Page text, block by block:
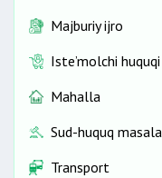
Majburiy ijro
Iste’molchi huquqi
Mahalla
Sud-huquq
Transport